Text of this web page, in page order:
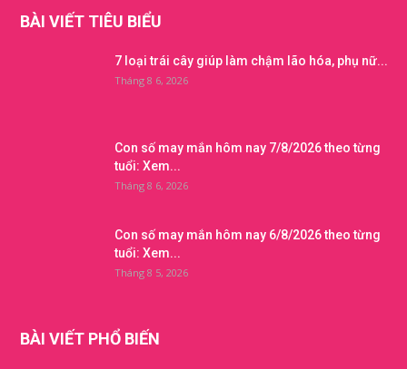
BÀI VIẾT TIÊU BIỂU
7 loại trái cây giúp làm chậm lão hóa, phụ nữ...
Tháng 8 6, 2026
Con số may mắn hôm nay 7/8/2026 theo từng
tuổi: Xem...
Tháng 8 6, 2026
Con số may mắn hôm nay 6/8/2026 theo từng
tuổi: Xem...
Tháng 8 5, 2026
BÀI VIẾT PHỔ BIẾN